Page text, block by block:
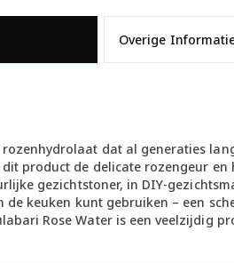
Overige
dat al generaties
product de delicate rozengeur
gezichtstoner, in DIY-
keuken kunt gebruiken – een
Rose Water is een veelzijdig